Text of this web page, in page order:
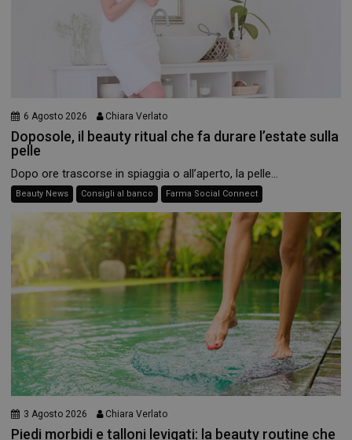
6 Agosto 2026 Chiara Verlato
Doposole, il beauty ritual che fa durare l’estate sulla
pelle
Dopo ore trascorse in spiaggia o all’aperto, la pelle...
Beauty News Consigli al banco Farma Social Connect
3 Agosto 2026 Chiara Verlato
Piedi morbidi e talloni levigati: la beauty routine che